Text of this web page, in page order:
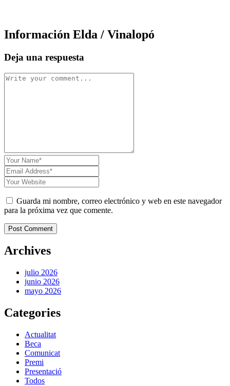
Información Elda / Vinalopó
Deja una respuesta
Guarda mi nombre, correo electrónico y web en este navegador
para la próxima vez que comente.
Post Comment
Archives
julio 2026
junio 2026
mayo 2026
Categories
Actualitat
Beca
Comunicat
Premi
Presentació
Todos